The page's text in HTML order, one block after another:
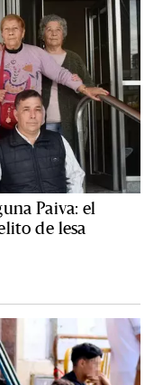
Paiva: el
de lesa